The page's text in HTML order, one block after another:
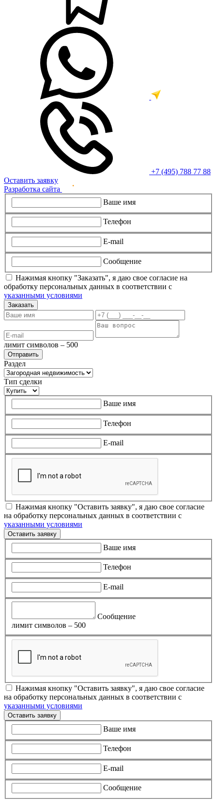
+7 (495) 788 77 88
Оставить заявку
Разработка сайта
Ваше имя
Телефон
E-mail
Сообщение
Нажимая кнопку "Заказать", я даю свое согласие на
обработку персональных данных в соответствии с
указанными условиями
Заказать
лимит символов – 500
Раздел
Тип сделки
Ваше имя
Телефон
E-mail
Нажимая кнопку "Оставить заявку", я даю свое согласие
на обработку персональных данных в соответствии с
указанными условиями
Оставить заявку
Ваше имя
Телефон
E-mail
Сообщение
лимит символов – 500
Нажимая кнопку "Оставить заявку", я даю свое согласие
на обработку персональных данных в соответствии с
указанными условиями
Оставить заявку
Ваше имя
Телефон
E-mail
Сообщение